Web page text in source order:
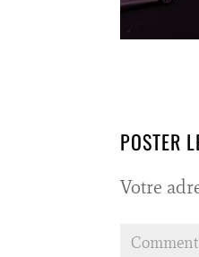
POSTER
Votre